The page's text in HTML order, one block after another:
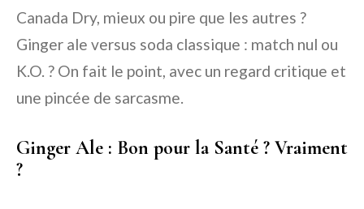
Canada Dry, mieux ou pire que les autres ?
Ginger ale versus soda classique : match nul ou
K.O. ? On fait le point, avec un regard critique et
une pincée de sarcasme.
Ginger Ale : Bon pour la Santé ? Vraiment
?